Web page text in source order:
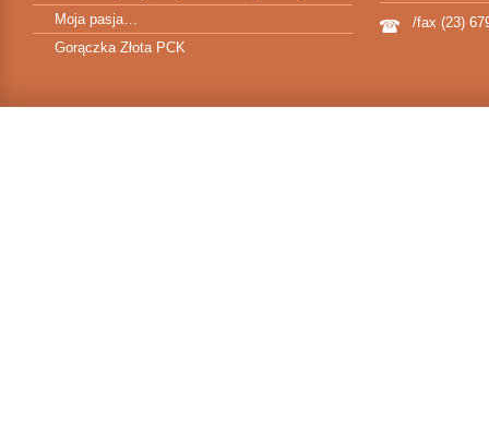
Moja pasja…
Gorączka Złota PCK
/fax (23)